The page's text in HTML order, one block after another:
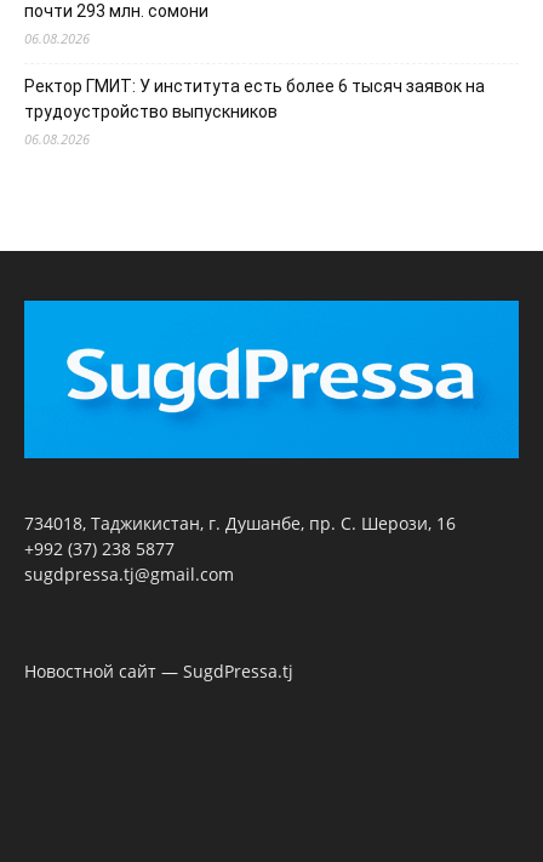
почти 293 млн. сомони
06.08.2026
Ректор ГМИТ: У института есть более 6 тысяч заявок на
трудоустройство выпускников
06.08.2026
734018, Таджикистан, г. Душанбе, пр. С. Шерози, 16
+992 (37) 238 5877
sugdpressa.tj@gmail.com
Новостной сайт — SugdPressa.tj